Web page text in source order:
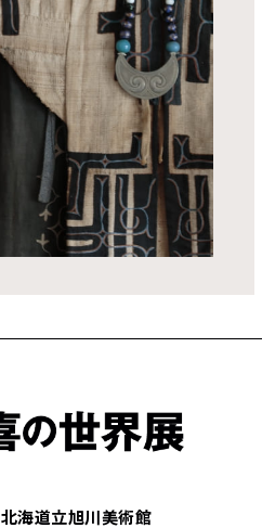
北海道立旭川美術館